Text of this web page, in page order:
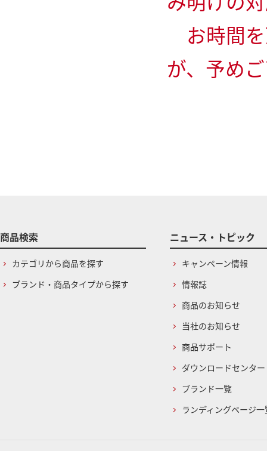
お時間
が、予め
商品検索
カテゴリから商品を探す
ブランド・商品タイプから探す
ニュース・トピック
キャンペーン情報
情報誌
商品のお知らせ
当社のお知らせ
商品サポート
ダウンロードセンター
ブランド一覧
ランディングページ一